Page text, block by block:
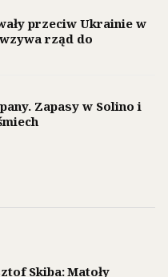
przeciw Ukrainie w
rząd do
Zapasy w Solino i
Skiba: Matoły